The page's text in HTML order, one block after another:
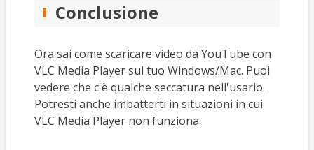
Conclusione
Ora sai come scaricare video da YouTube con
VLC Media Player sul tuo Windows/Mac. Puoi
vedere che c'è qualche seccatura nell'usarlo.
Potresti anche imbatterti in situazioni in cui
VLC Media Player non funziona.